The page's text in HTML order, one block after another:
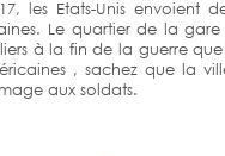
les Etats-Unis
Le quartier de la
à la fin de la guerre
, sachez que la
aux soldats.